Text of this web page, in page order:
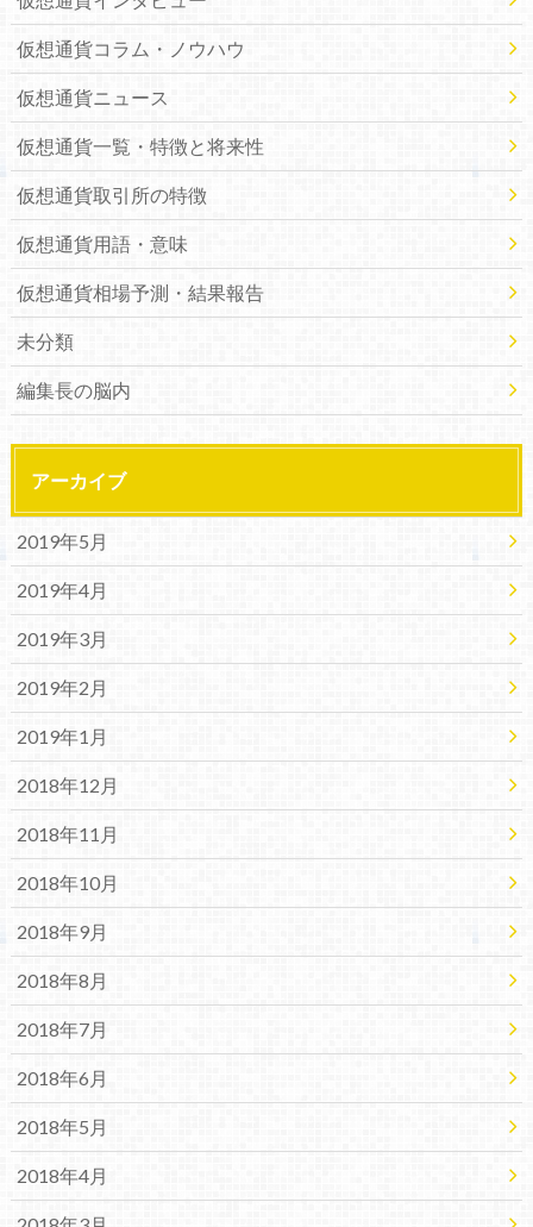
仮想通貨コラム・ノウハウ
仮想通貨ニュース
仮想通貨一覧・特徴と将来性
仮想通貨取引所の特徴
仮想通貨用語・意味
仮想通貨相場予測・結果報告
未分類
編集長の脳内
アーカイブ
2019年5月
2019年4月
2019年3月
2019年2月
2019年1月
2018年12月
2018年11月
2018年10月
2018年9月
2018年8月
2018年7月
2018年6月
2018年5月
2018年4月